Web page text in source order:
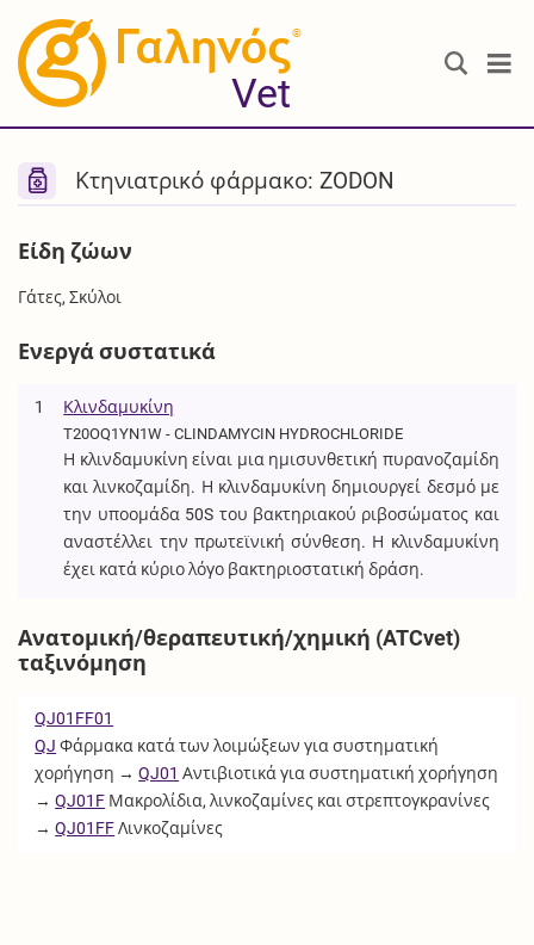
®
Vet
Κτηνιατρικό φάρμακο: ZODON
Είδη ζώων
Γάτες, Σκύλοι
Ενεργά συστατικά
1 Κλινδαμυκίνη
T20OQ1YN1W - CLINDAMYCIN HYDROCHLORIDE
Η κλινδαμυκίνη είναι μια ημισυνθετική πυρανοζαμίδη
και λινκοζαμίδη. Η κλινδαμυκίνη δημιουργεί δεσμό με
την υποομάδα 50S του βακτηριακού ριβοσώματος και
αναστέλλει την πρωτεϊνική σύνθεση. Η κλινδαμυκίνη
έχει κατά κύριο λόγο βακτηριοστατική δράση.
Ανατομική/θεραπευτική/χημική (ATCvet)
ταξινόμηση
QJ01FF01
QJ Φάρμακα κατά των λοιμώξεων για συστηματική
χορήγηση →QJ01 Αντιβιοτικά για συστηματική χορήγηση
→QJ01F Μακρολίδια, λινκοζαμίνες και στρεπτογκρανίνες
→QJ01FFΛινκοζαμίνες